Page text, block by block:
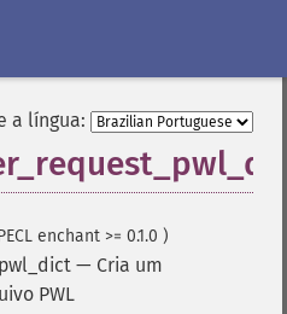
a língua:
enchant >= 0.1.0 )
— Cria um
PWL